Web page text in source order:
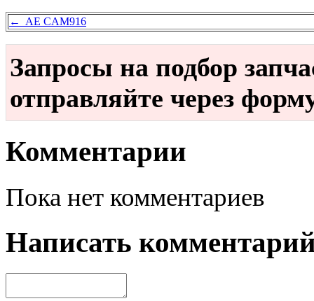
← AE CAM916
Запросы на подбор
отправляйте через
Комментарии
Пока нет комментариев
Написать